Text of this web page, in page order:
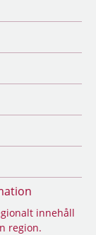
innehåll
region.